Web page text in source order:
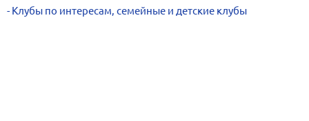
Клубы по интересам, семейные и детские клубы